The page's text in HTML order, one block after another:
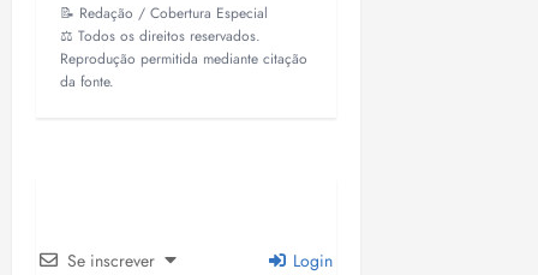
📝 Redação / Cobertura Especial
⚖️ Todos os direitos reservados.
Reprodução permitida mediante citação
da fonte.
Se inscrever Login